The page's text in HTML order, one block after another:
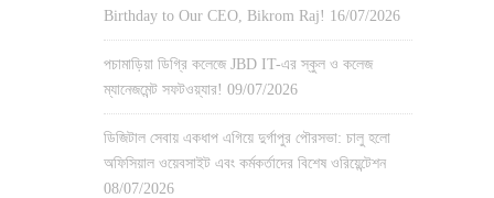
Birthday to Our CEO, Bikrom Raj! 16/07/2026
পচামাড়িয়া ডিগ্রি কলেজে JBD IT-এর স্কুল ও কলেজ
ম্যানেজমেন্ট সফটওয়্যার! 09/07/2026
ডিজিটাল সেবায় একধাপ এগিয়ে দুর্গাপুর পৌরসভা: চালু হলো
অফিসিয়াল ওয়েবসাইট এবং কর্মকর্তাদের বিশেষ ওরিয়েন্টেশন
08/07/2026